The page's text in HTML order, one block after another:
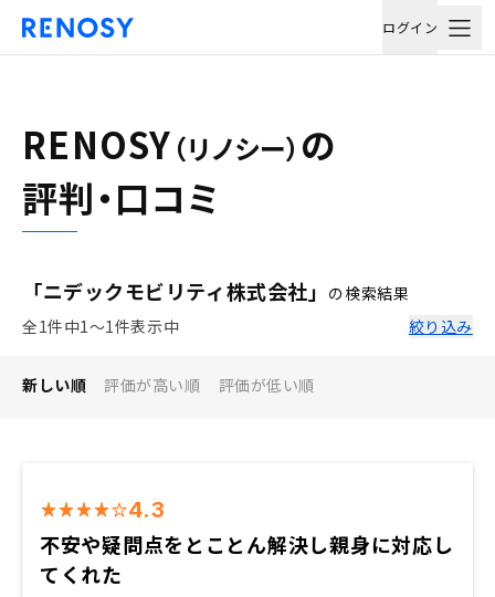
ログイン
RENOSY （リノシー） の
評判・口コミ
「ニデックモビリティ株式会社」 の検索結果
全1件中1〜1件表示中
絞り込み
新しい順 評価が高い順 評価が低い順
4.3
不安や疑問点をとことん解決し親身に対応し
てくれた